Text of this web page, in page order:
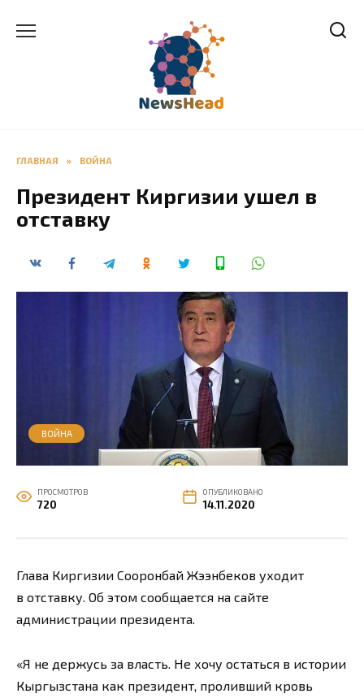
ГЛАВНАЯ » ВОЙНА
Президент Киргизии ушел в
отставку
ВОЙНА
ПРОСМОТРОВ
720
ОПУБЛИКОВАНО
14.11.2020
Глава Киргизии Сооронбай Жээнбеков уходит
в отставку. Об этом сообщается на сайте
администрации президента.
«Я не держусь за власть. Не хочу остаться в истории
Кыргызстана как президент, проливший кровь